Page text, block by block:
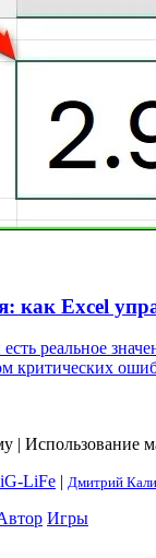
как Excel
реальное
критических
| Использование
LiFe | Дмитрий
Игры